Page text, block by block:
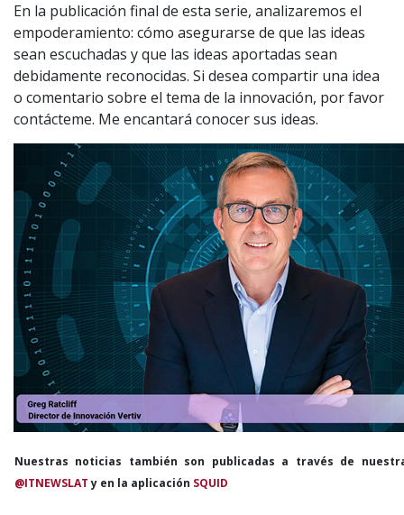
En la publicación final de esta serie, analizaremos el
empoderamiento: cómo asegurarse de que las ideas
sean escuchadas y que las ideas aportadas sean
debidamente reconocidas. Si desea compartir una idea
o comentario sobre el tema de la innovación, por favor
contácteme. Me encantará conocer sus ideas.
Nuestras noticias también son publicadas a través de
@ITNEWSLATy en la aplicación SQUID